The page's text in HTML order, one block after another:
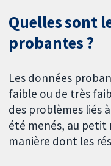
Quelles sont
probantes ?
Les données
faible ou de très
des problèmes liés
été menés, au
manière dont les